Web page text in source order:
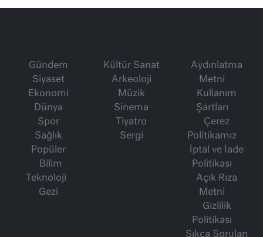
Gündem
Siyaset
Ekonomi
Dünya
Spor
Sağlık
Popüler
Bilim
Teknoloji
Gezi
Kültür Sanat
Arkeoloji
Müzik
Sinema
Tiyatro
Sergi
Aydınlatma
Metni
Kullanım
Şartları
Çerez
Politikamız
İptal ve İade
Politikası
Açık Rıza
Metni
Gizlilik
Politikası
Sıkça Sorulan